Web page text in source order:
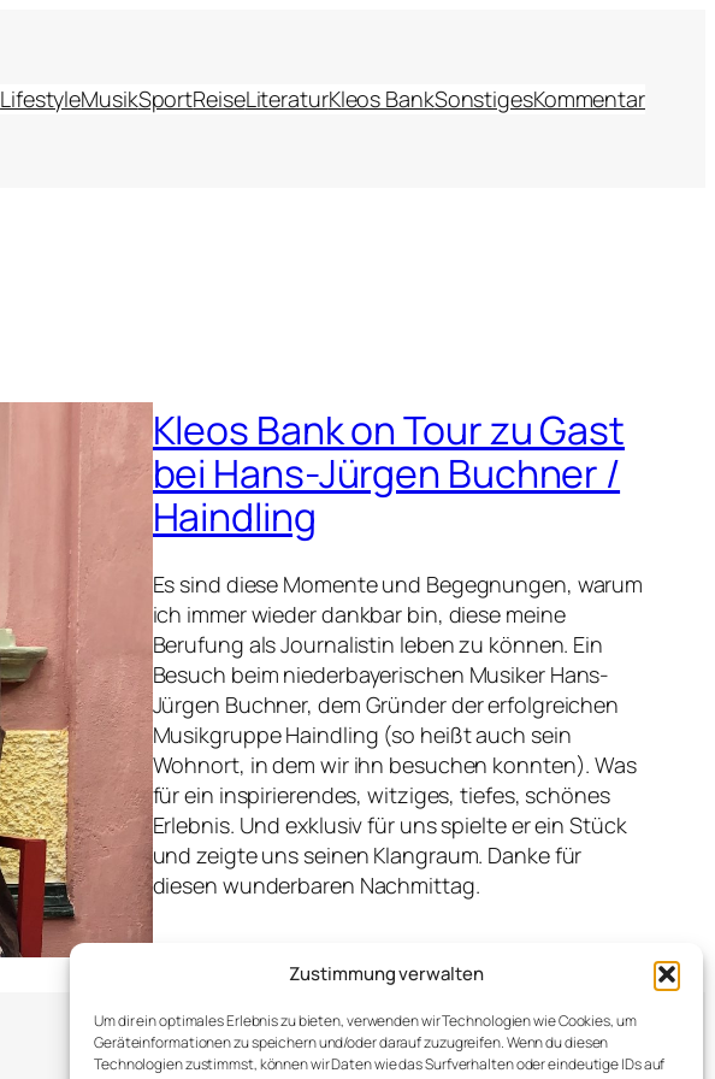
Zustimmung verwalten
Um dir ein optimales Erlebnis zu bieten, verwenden wir Technologien wie Cookies, um
Geräteinformationen zu speichern und/oder darauf zuzugreifen. Wenn du diesen
Technologien zustimmst, können wir Daten wie das Surfverhalten oder eindeutige IDs auf
LifestyleMusikSportReiseLiteraturKleos BankSonstigesKommentar
Kleos Bank on Tour zu Gast
bei Hans-Jürgen Buchner /
Haindling
Es sind diese Momente und Begegnungen, warum
ich immer wieder dankbar bin, diese meine
Berufung als Journalistin leben zu können. Ein
Besuch beim niederbayerischen Musiker Hans-
Jürgen Buchner, dem Gründer der erfolgreichen
Musikgruppe Haindling (so heißt auch sein
Wohnort, in dem wir ihn besuchen konnten). Was
für ein inspirierendes, witziges, tiefes, schönes
Erlebnis. Und exklusiv für uns spielte er ein Stück
und zeigte uns seinen Klangraum. Danke für
diesen wunderbaren Nachmittag.